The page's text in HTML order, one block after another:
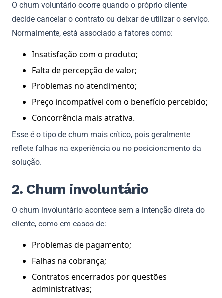
O churn voluntário ocorre quando o próprio cliente
decide cancelar o contrato ou deixar de utilizar o serviço.
Normalmente, está associado a fatores como:
Insatisfação com o produto;
Falta de percepção de valor;
Problemas no atendimento;
Preço incompatível com o benefício percebido;
Concorrência mais atrativa.
Esse é o tipo de churn mais crítico, pois geralmente
reflete falhas na experiência ou no posicionamento da
solução.
2. Churn involuntário
O churn involuntário acontece sem a intenção direta do
cliente, como em casos de:
Problemas de pagamento;
Falhas na cobrança;
Contratos encerrados por questões
administrativas;